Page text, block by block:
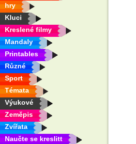
hry
Kluci
Kreslené filmy
Mandaly
Printables
Různé
Sport
Témata
Výukové
Zeměpis
Zvířata
Naučte se kreslitt